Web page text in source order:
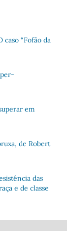
caso “Fofão da
em
de Robert
das
e de classe